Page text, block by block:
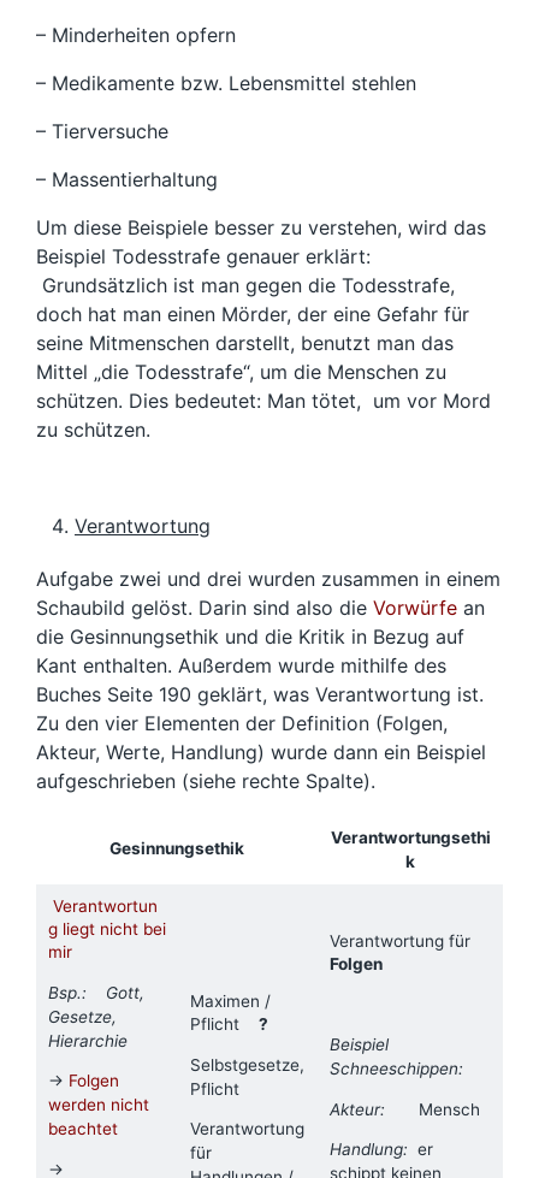
– Minderheiten opfern
– Medikamente bzw. Lebensmittel stehlen
– Tierversuche
– Massentierhaltung
Um diese Beispiele besser zu verstehen, wird das
Beispiel Todesstrafe genauer erklärt:
Grundsätzlich ist man gegen die Todesstrafe,
doch hat man einen Mörder, der eine Gefahr für
seine Mitmenschen darstellt, benutzt man das
Mittel „die Todesstrafe“, um die Menschen zu
schützen. Dies bedeutet: Man tötet, um vor Mord
zu schützen.
Verantwortung
Aufgabe zwei und drei wurden zusammen in einem
Schaubild gelöst. Darin sind also die Vorwürfe an
die Gesinnungsethik und die Kritik in Bezug auf
Kant enthalten. Außerdem wurde mithilfe des
Buches Seite 190 geklärt, was Verantwortung ist.
Zu den vier Elementen der Definition (Folgen,
Akteur, Werte, Handlung) wurde dann ein Beispiel
aufgeschrieben (siehe rechte Spalte).
Gesinnungsethik
Verantwortungsethi
k
Verantwortun
g liegt nicht bei
mir
Bsp.: Gott,
Gesetze,
Hierarchie
→ Folgen
werden nicht
beachtet
→
Maximen /
Pflicht ?
Selbstgesetze,
Pflicht
Verantwortung
für
Verantwortung für
Folgen
Beispiel
Schneeschippen:
Akteur: Mensch
Handlung: er
schippt keinen